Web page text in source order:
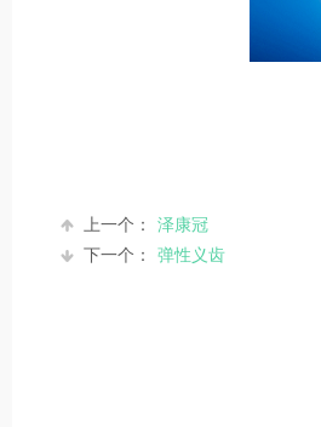
上一个：
泽康冠
下一个：
弹性义齿